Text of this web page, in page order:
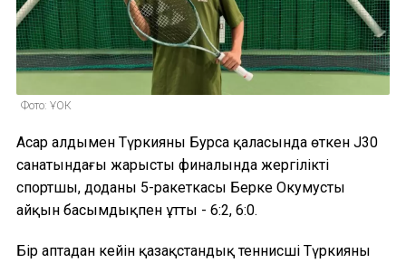
Фото: ҰОК
Аңсар алдымен Түркияның Бурса қаласында өткен J30
санатындағы жарыстың финалында жергілікті
спортшы, доданың 5-ракеткасы Берке Окумусты
айқын басымдықпен ұтты - 6:2, 6:0.
Бір аптадан кейін қазақстандық теннисші Түркияның